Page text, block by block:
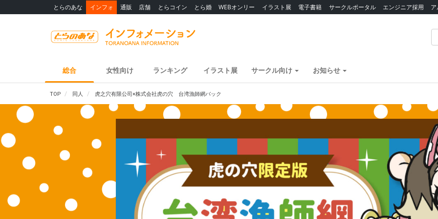
とらのあな インフォ 通販 店舗 とらコイン とら婚 WEBオンリー イラスト展 電子書籍 サークルポータル エンジニア採用
総合 女性向け ランキング イラスト展 サークル向け お知らせ
TOP 同人 虎之穴有限公司×株式会社虎の穴 台湾漁師網バック